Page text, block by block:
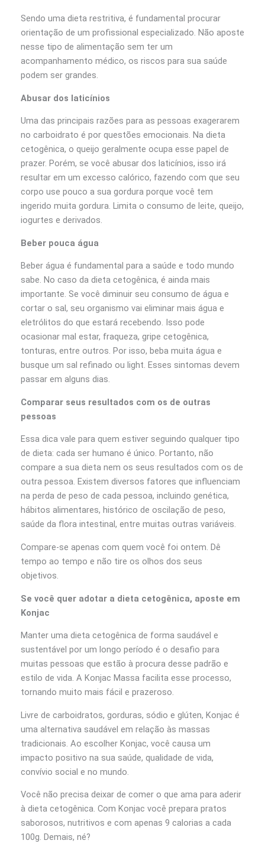
Sendo uma dieta restritiva, é fundamental procurar
orientação de um profissional especializado. Não aposte
nesse tipo de alimentação sem ter um
acompanhamento médico, os riscos para sua saúde
podem ser grandes.
Abusar dos laticínios
Uma das principais razões para as pessoas exagerarem
no carboidrato é por questões emocionais. Na dieta
cetogênica, o queijo geralmente ocupa esse papel de
prazer. Porém, se você abusar dos laticínios, isso irá
resultar em um excesso calórico, fazendo com que seu
corpo use pouco a sua gordura porque você tem
ingerido muita gordura. Limita o consumo de leite, queijo,
iogurtes e derivados.
Beber pouca água
Beber água é fundamental para a saúde e todo mundo
sabe. No caso da dieta cetogênica, é ainda mais
importante. Se você diminuir seu consumo de água e
cortar o sal, seu organismo vai eliminar mais água e
eletrólitos do que estará recebendo. Isso pode
ocasionar mal estar, fraqueza, gripe cetogênica,
tonturas, entre outros. Por isso, beba muita água e
busque um sal refinado ou light. Esses sintomas devem
passar em alguns dias.
Comparar seus resultados com os de outras
pessoas
Essa dica vale para quem estiver seguindo qualquer tipo
de dieta: cada ser humano é único. Portanto, não
compare a sua dieta nem os seus resultados com os de
outra pessoa. Existem diversos fatores que influenciam
na perda de peso de cada pessoa, incluindo genética,
hábitos alimentares, histórico de oscilação de peso,
saúde da flora intestinal, entre muitas outras variáveis.
Compare-se apenas com quem você foi ontem. Dê
tempo ao tempo e não tire os olhos dos seus
objetivos.
Se você quer adotar a dieta cetogênica, aposte em
Konjac
Manter uma dieta cetogênica de forma saudável e
sustentável por um longo período é o desafio para
muitas pessoas que estão à procura desse padrão e
estilo de vida. A Konjac Massa facilita esse processo,
tornando muito mais fácil e prazeroso.
Livre de carboidratos, gorduras, sódio e glúten, Konjac é
uma alternativa saudável em relação às massas
tradicionais. Ao escolher Konjac, você causa um
impacto positivo na sua saúde, qualidade de vida,
convívio social e no mundo.
Você não precisa deixar de comer o que ama para aderir
à dieta cetogênica. Com Konjac você prepara pratos
saborosos, nutritivos e com apenas 9 calorias a cada
100g. Demais, né?